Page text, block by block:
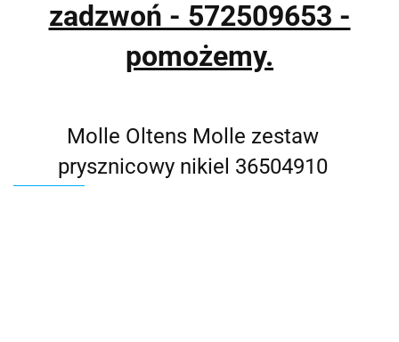
zadzwoń - 572509653 -
pomożemy.
Molle Oltens Molle zestaw
prysznicowy nikiel 36504910